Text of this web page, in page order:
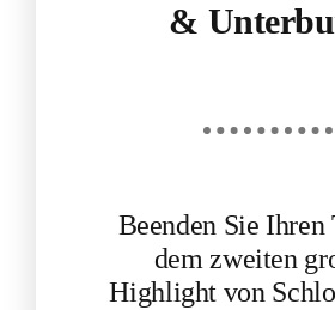
&
Beenden Sie Ihren
dem zweiten
Highlight von